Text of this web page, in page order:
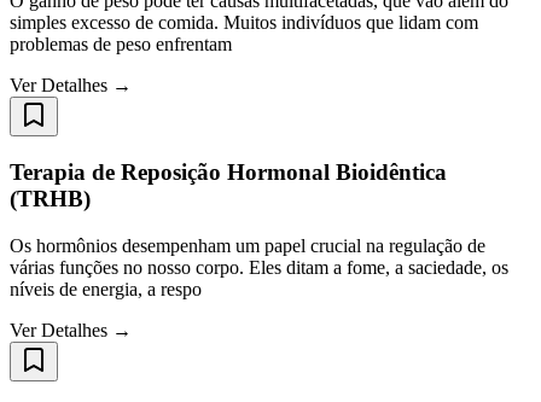
simples excesso de comida. Muitos indivíduos que lidam com
problemas de peso enfrentam
Ver Detalhes →
Terapia de Reposição Hormonal Bioidêntica
(TRHB)
Os hormônios desempenham um papel crucial na regulação de
várias funções no nosso corpo. Eles ditam a fome, a saciedade, os
níveis de energia, a respo
Ver Detalhes →